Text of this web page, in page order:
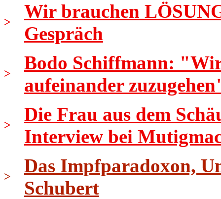
>
Wir brauchen
Gespräch
>
Bodo Schiffmann:
aufeinander
>
Die Frau aus dem
Interview bei
>
Das Impfparadoxon,
Schubert